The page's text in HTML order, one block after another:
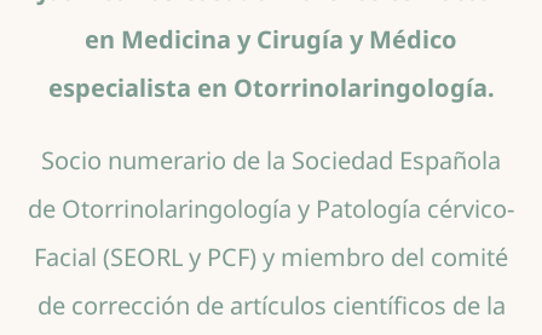
en Medicina y Cirugía y Médico
especialista en Otorrinolaringología.
Socio numerario de la Sociedad Española
de Otorrinolaringología y Patología cérvico-
Facial (SEORL y PCF) y miembro del comité
de corrección de artículos científicos de la